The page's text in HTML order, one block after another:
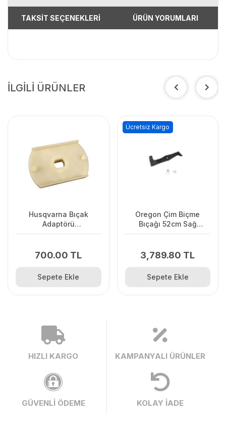
TAKSİT SEÇENEKLERİ ÜRÜN YORUMLARI
İLGİLİ ÜRÜNLER
Husqvarna Bıçak
Adaptörü
700.00 TL
Sepete Ekle
Oregon Çim Biçme
Bıçağı 52cm Sağ
3,789.80 TL
Ücretsiz Kargo
Sepete Ekle
HIZLI KARGO KAMPANYALI ÜRÜNLER
GÜVENLİ ÖDEME KOLAY İADE